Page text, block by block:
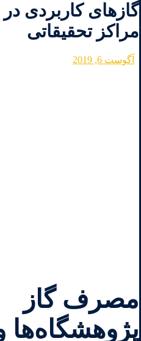
گازهای کاربردی
مراکز تحقیقاتی
آگوست 6, 2019
مصرف گاز
پژوهشگاه‌ها